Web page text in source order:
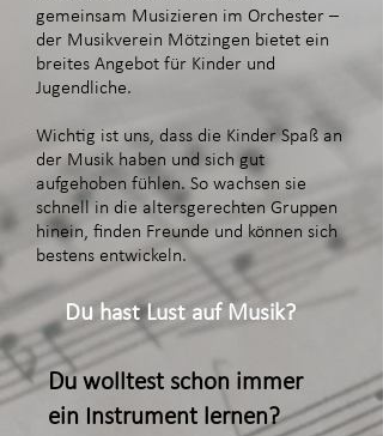
gemeinsam Musizieren im Orchester –
der Musikverein Mötzingen bietet ein
breites Angebot für Kinder und
Jugendliche.
Wichtig ist uns, dass die Kinder Spaß an
der Musik haben und sich gut
aufgehoben fühlen. So wachsen sie
schnell in die altersgerechten Gruppen
hinein, finden Freunde und können sich
bestens entwickeln.
Du hast Lust auf Musik?
Du wolltest schon immer
ein Instrument lernen?